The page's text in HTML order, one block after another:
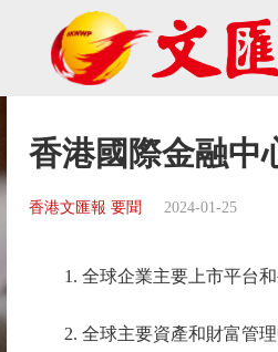
香港國際金融中
香港文匯報 要聞 2024-01-25
1. 全球企業主要上市平台和
2. 全球主要資產和財富管理